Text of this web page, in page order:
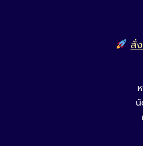
สั่
นั